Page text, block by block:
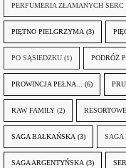
PERFUMERIA ZŁAMANYCH SERC
PIĘTNO PIELGRZYMA (3)
PO SĄSIEDZKU (1) PODRÓŻ
PROWINCJA PEŁNA... (6)
RAW FAMILY (2)
SAGA BAŁKAŃSKA (3) SAGA
SAGA ARGENTYŃSKA (3)